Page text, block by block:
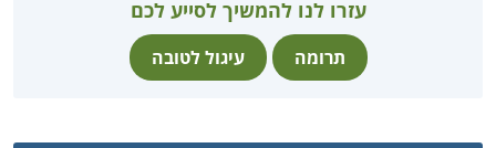
עזרו לנו להמשיך לסייע לכם
תרומה עיגול לטובה